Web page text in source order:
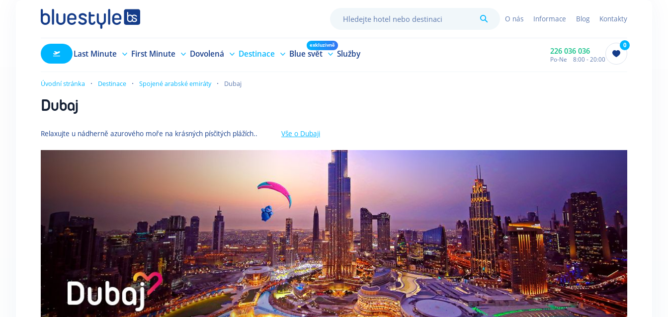
HledatO nás Informace Blog Kontakty
Last Minute First Minute Dovolená Destinace Blue svět
exkluzivně
Služby 226 036 036
Po-Ne 8:00 - 20:00
0
Úvodní stránka Destinace Spojené arabské emiráty Dubaj
Dubaj
Relaxujte u nádherně azurového moře na krásných písčitých plážích.. Vše o Dubaji